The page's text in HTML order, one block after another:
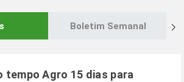
Boletim Semanal
tempo Agro 15 dias para